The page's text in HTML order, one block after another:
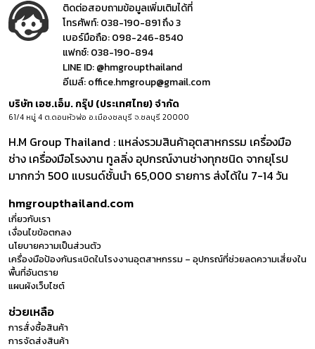
ติดต่อสอบถามข้อมูลเพิ่มเติมได้ที่
โทรศัพท์:038-190-891 ถึง 3
เบอร์มือถือ:098-246-8540
แฟกซ์:038-190-894
LINE ID:@hmgroupthailand
อีเมล์:office.hmgroup@gmail.com
บริษัท เอช.เอ็ม. กรุ๊ป (ประเทศไทย) จำกัด
61/4 หมู่ 4 ต.ดอนหัวฬ่อ อ.เมืองชลบุรี จ.ชลบุรี 20000
H.M Group Thailand : แหล่งรวมสินค้าอุตสาหกรรม เครื่องมือ
ช่าง เครื่องมือโรงงาน ทูลลิ่ง อุปกรณ์งานช่างทุกชนิด จากยุโรป
มากกว่า 500 แบรนด์ชั้นนำ 65,000 รายการ ส่งได้ใน 7-14 วัน
hmgroupthailand.com
เกี่ยวกับเรา
เงื่อนไขข้อตกลง
นโยบายความเป็นส่วนตัว
เครื่องมือป้องกันระเบิดในโรงงานอุตสาหกรรม – อุปกรณ์ที่ช่วยลดความเสี่ยงใน
พื้นที่อันตราย
แผนผังเว็บไซต์
ช่วยเหลือ
การสั่งซื้อสินค้า
การจัดส่งสินค้า